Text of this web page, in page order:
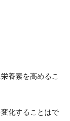
養素を高めるこ
化することはで